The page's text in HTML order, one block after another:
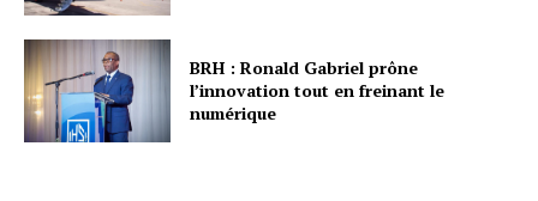
BRH : Ronald Gabriel prône
l’innovation tout en freinant le
numérique